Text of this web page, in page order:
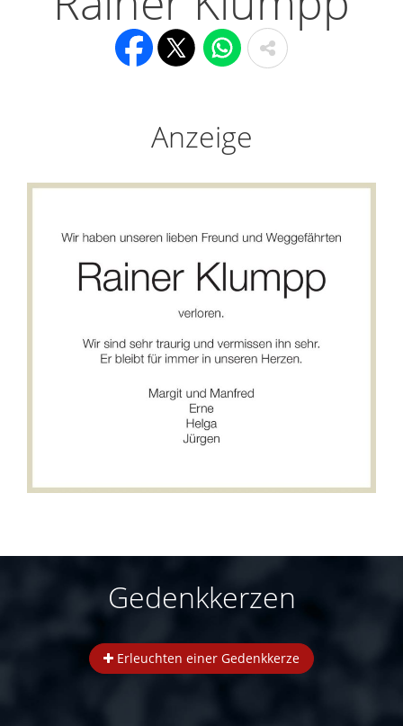
Anzeige
Gedenkkerzen
Erleuchten einer Gedenkkerze